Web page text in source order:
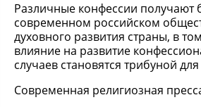
Различные конфессии получают
современном российском
духовного развития страны, в
влияние на развитие
случаев становятся трибуной
Современная религиозная